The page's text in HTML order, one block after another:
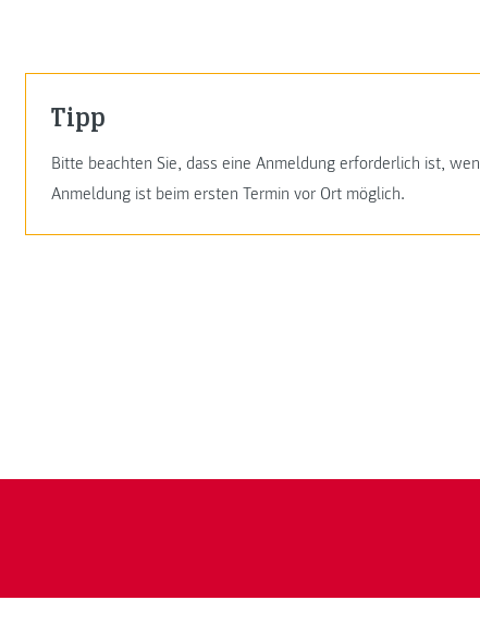
Tipp
Bitte beachten Sie, dass eine Anmeldung erforderlich ist,
Anmeldung ist beim ersten Termin vor Ort möglich.